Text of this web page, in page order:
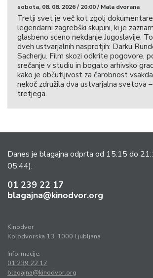
sobota, 08. 08. 2026 / 20:00 / Mala dvorana
Tretji svet je več kot zgolj
legendarni zagrebški skupini, ki je
glasbeno sceno nekdanje Jugoslavije.
dveh ustvarjalnih nasprotjih: Darku
Sacherju. Film skozi odkrite pogovore,
srečanje v studiu in bogato arhivsko
kako je občutljivost za čarobnost
nekoč združila dva ustvarjalna svetova
tretjega.
Danes je blagajna odprta od 15:15 do
05:44).
01 239 22 17
blagajna@kinodvor.org
Kinodvor
Kolodvorska 13, 1000 Ljubljana
Informacije:
01 239 22 17
blagajna@kinodvor.org